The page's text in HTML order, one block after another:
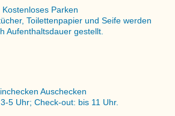
Kostenloses Parken
Toilettenpapier und Seife werden
Aufenthaltsdauer gestellt.
Auschecken
5 Uhr; Check-out: bis 11 Uhr.